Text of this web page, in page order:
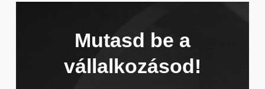
Mutasd be a
vállalkozásod!